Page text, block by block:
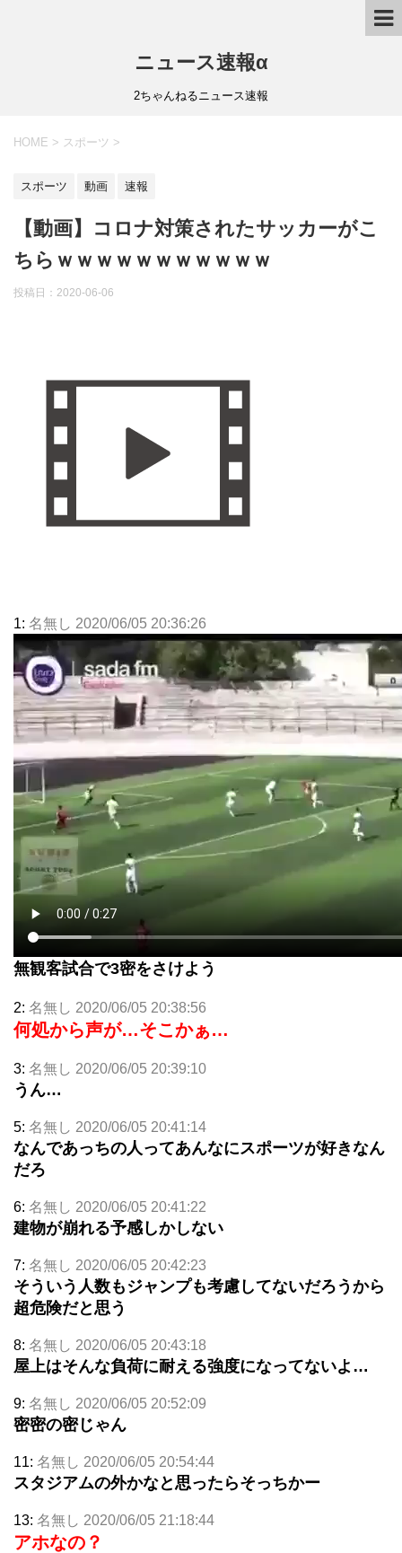
ニュース速報α
2ちゃんねるニュース速報
HOME > スポーツ >
スポーツ 動画 速報
【動画】コロナ対策されたサッカーがこ
ちらｗｗｗｗｗｗｗｗｗｗｗ
投稿日： 2020-06-06
1: 名無し 2020/06/05 20:36:26
無観客試合で3密をさけよう
2: 名無し 2020/06/05 20:38:56
何処から声が…そこかぁ…
3: 名無し 2020/06/05 20:39:10
うん…
5: 名無し 2020/06/05 20:41:14
なんであっちの人ってあんなにスポーツが好きなん
だろ
6: 名無し 2020/06/05 20:41:22
建物が崩れる予感しかしない
7: 名無し 2020/06/05 20:42:23
そういう人数もジャンプも考慮してないだろうから
超危険だと思う
8: 名無し 2020/06/05 20:43:18
屋上はそんな負荷に耐える強度になってないよ…
9: 名無し 2020/06/05 20:52:09
密密の密じゃん
11: 名無し 2020/06/05 20:54:44
スタジアムの外かなと思ったらそっちかー
13: 名無し 2020/06/05 21:18:44
アホなの？